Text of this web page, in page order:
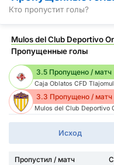
Кто пропустит голы?
Mulos del Club Deportivo
Пропущенные голы
3.5 Пропущено / матч
Caja Oblatos CFD
3.3 Пропущено / матч
Mulos del Club Deportivo
Исход
Пропустил / матч